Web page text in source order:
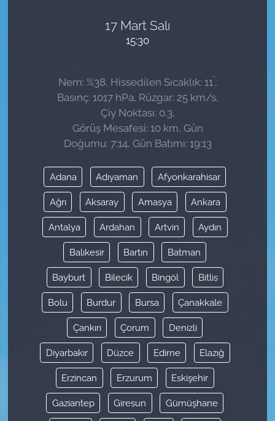
17 Mart Salı
15:30
Nem: %38, Hissedilen Sıcaklık: 11 °,
Basınç: 1017 hPa, Rüzgar: 25 km/s,
Çiy Noktası: 0.3,
Görüş Mesafesi: 10 km, Gün
Doğumu: 7:14, Gün Batımı: 19:13
Adana Adıyaman Afyonkarahisar
Ağrı Aksaray Amasya Ankara
Antalya Ardahan Artvin Aydın
Balıkesir Bartın Batman
Bayburt Bilecik Bingöl Bitlis
Bolu Burdur Bursa Çanakkale
Çankırı Çorum Denizli
Diyarbakır Düzce Edirne Elazığ
Erzincan Erzurum Eskişehir
Gaziantep Giresun Gümüşhane